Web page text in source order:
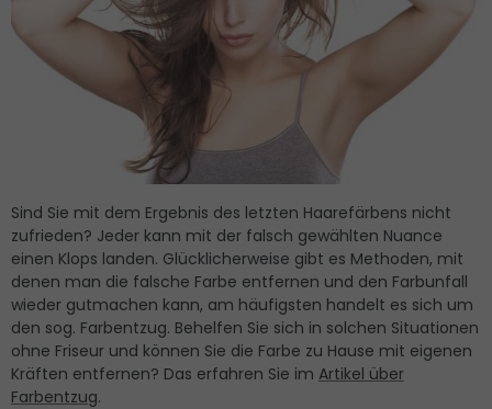
Sind Sie mit dem Ergebnis des letzten Haarefärbens nicht
zufrieden? Jeder kann mit der falsch gewählten Nuance
einen Klops landen. Glücklicherweise gibt es Methoden, mit
denen man die falsche Farbe entfernen und den Farbunfall
wieder gutmachen kann, am häufigsten handelt es sich um
den sog. Farbentzug. Behelfen Sie sich in solchen Situationen
ohne Friseur und können Sie die Farbe zu Hause mit eigenen
Kräften entfernen? Das erfahren Sie im Artikel über
Farbentzug.